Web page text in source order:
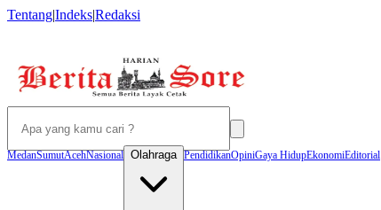
Tentang|Indeks|Redaksi
MedanSumutAcehNasional Olahraga PendidikanOpiniGaya HidupEkonomiEditorial